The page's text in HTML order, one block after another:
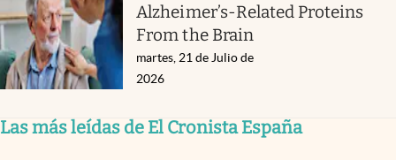
Alzheimer’s-Related Proteins
From the Brain
martes, 21 de Julio de
2026
Las más leídas de El Cronista España